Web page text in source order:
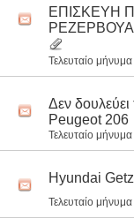
ΕΠΙΣΚΕΥΗ
Τελευταίο μήνυμα
Δεν
Peugeot 206
Τελευταίο μήνυμα
Hyundai
Τελευταίο μήνυμα